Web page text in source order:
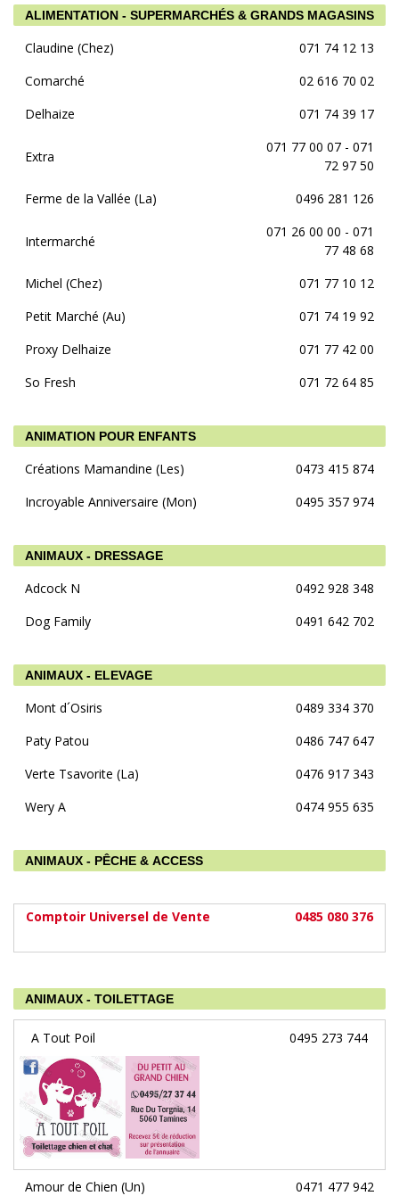
ALIMENTATION - SUPERMARCHÉS & GRANDS MAGASINS
Claudine (Chez)
071 74 12 13
Comarché
02 616 70 02
Delhaize
071 74 39 17
Extra
071 77 00 07 - 071
72 97 50
Ferme de la Vallée (La)
0496 281 126
Intermarché
071 26 00 00 - 071
77 48 68
Michel (Chez)
071 77 10 12
Petit Marché (Au)
071 74 19 92
Proxy Delhaize
071 77 42 00
So Fresh
071 72 64 85
ANIMATION POUR ENFANTS
Créations Mamandine (Les)
0473 415 874
Incroyable Anniversaire (Mon)
0495 357 974
ANIMAUX - DRESSAGE
Adcock N
0492 928 348
Dog Family
0491 642 702
ANIMAUX - ELEVAGE
Mont d´Osiris
0489 334 370
Paty Patou
0486 747 647
Verte Tsavorite (La)
0476 917 343
Wery A
0474 955 635
ANIMAUX - PÊCHE & ACCESS
Comptoir Universel de Vente 0485 080 376
ANIMAUX - TOILETTAGE
A Tout Poil 0495 273 744
Amour de Chien (Un) 0471 477 942